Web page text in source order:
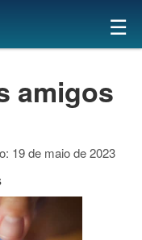
×
☰
amigos
19 de maio de 2023